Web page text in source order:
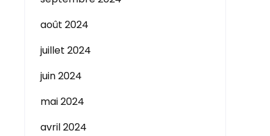
août 2024
juillet 2024
juin 2024
mai 2024
avril 2024